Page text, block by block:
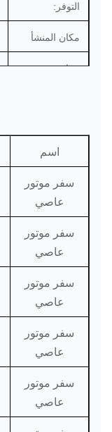
التوفر:
مكان المنشأ
ميناء:
طرق الدفع:
اسم
سفر موتور
عاصي
سفر موتور
عاصي
سفر موتور
عاصي
سفر موتور
عاصي
سفر موتور
عاصي